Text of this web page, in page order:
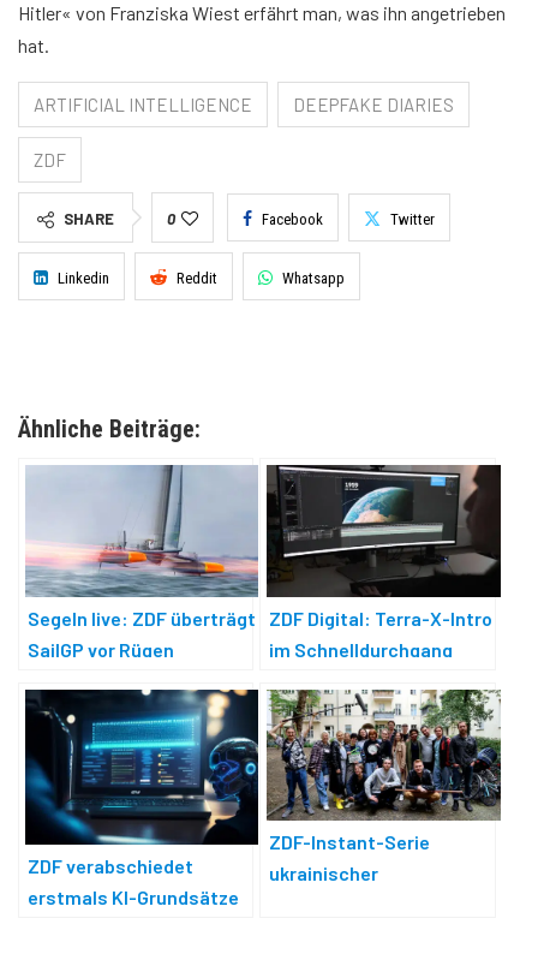
Hitler« von Franziska Wiest erfährt man, was ihn angetrieben
hat.
ARTIFICIAL INTELLIGENCE DEEPFAKE DIARIES
ZDF
SHARE 0 Facebook Twitter
Linkedin Reddit Whatsapp
Ähnliche Beiträge:
Segeln live: ZDF überträgt
SailGP vor Rügen
ZDF Digital: Terra-X-Intro
im Schnelldurchgang
ZDF verabschiedet
erstmals KI-Grundsätze
ZDF-Instant-Serie
ukrainischer